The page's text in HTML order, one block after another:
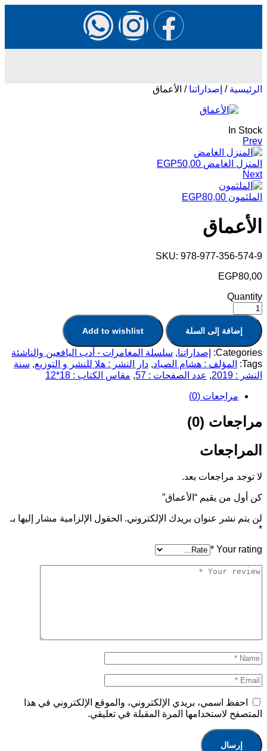
الرئيسية / إصداراتنا / الأعماق
In Stock
Prev
المنزل الغامض EGP50,00
Next
الملثمون EGP80,00
الأعماق
SKU: 978-977-356-574-9
EGP80,00
Quantity
إضافة إلى السلة Add to wishlist
Categories: إصداراتنا, سلسلة المغامرات - أدب اليافعين والناشئة
Tags:
المؤلف : هشام الصياد, دار النشر : هلا للنشر و التوزيع, سنة
النشر : 2019
, عدد الصفحات : 57 , مقاس الكتاب : 18*12
مراجعات (0)
مراجعات (0)
المراجعات
لا توجد مراجعات بعد.
كن أول من يقيم “الأعماق”
لن يتم نشر عنوان بريدك الإلكتروني. الحقول الإلزامية مشار إليها بـ
*
Your rating
*
احفظ اسمي، بريدي الإلكتروني، والموقع الإلكتروني في هذا
المتصفح لاستخدامها المرة المقبلة في تعليقي.